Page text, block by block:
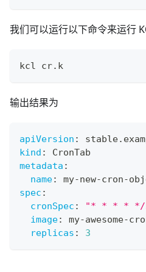
我们可以运行以下命令来运行
kcl cr.k
输出结果为
apiVersion :
kind :
CronTab
metadata :
name: my-new-cron-
spec :
cronSpec :
"* * * * */
image: my-awesome-
replicas : 3